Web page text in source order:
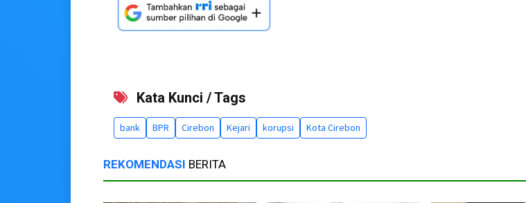
Kata Kunci / Tags
bank BPR Cirebon Kejari korupsi Kota Cirebon
REKOMENDASI BERITA